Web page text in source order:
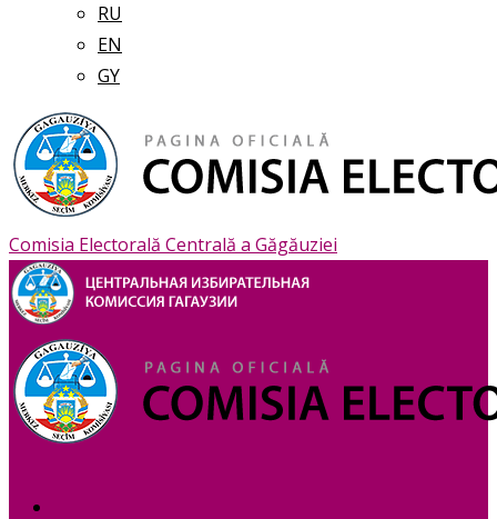
RU
EN
GY
Comisia Electorală Centrală a Găgăuziei